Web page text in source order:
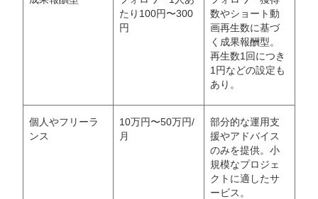
たり100円〜300
円
数やショート動
画再生数に基づ
く成果報酬型。
再生数1回につき
1円などの設定も
あり。
個人やフリーラ
ンス
10万円〜50万円/
月
部分的な運用支
援やアドバイス
のみを提供。小
規模なプロジェ
クトに適したサ
ービス。